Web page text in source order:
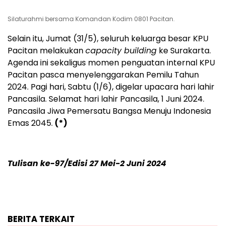
Silaturahmi bersama Komandan Kodim 0801 Pacitan.
Selain itu, Jumat (31/5), seluruh keluarga besar KPU
Pacitan melakukancapacity building ke Surakarta.
Agenda ini sekaligus momen penguatan internal KPU
Pacitan pasca menyelenggarakan Pemilu Tahun
2024. Pagi hari, Sabtu (1/6), digelar upacara hari lahir
Pancasila. Selamat hari lahir Pancasila, 1 Juni 2024.
Pancasila Jiwa Pemersatu Bangsa Menuju Indonesia
Emas 2045. (*)
Tulisan ke-97/Edisi 27 Mei-2 Juni 2024
BERITA TERKAIT